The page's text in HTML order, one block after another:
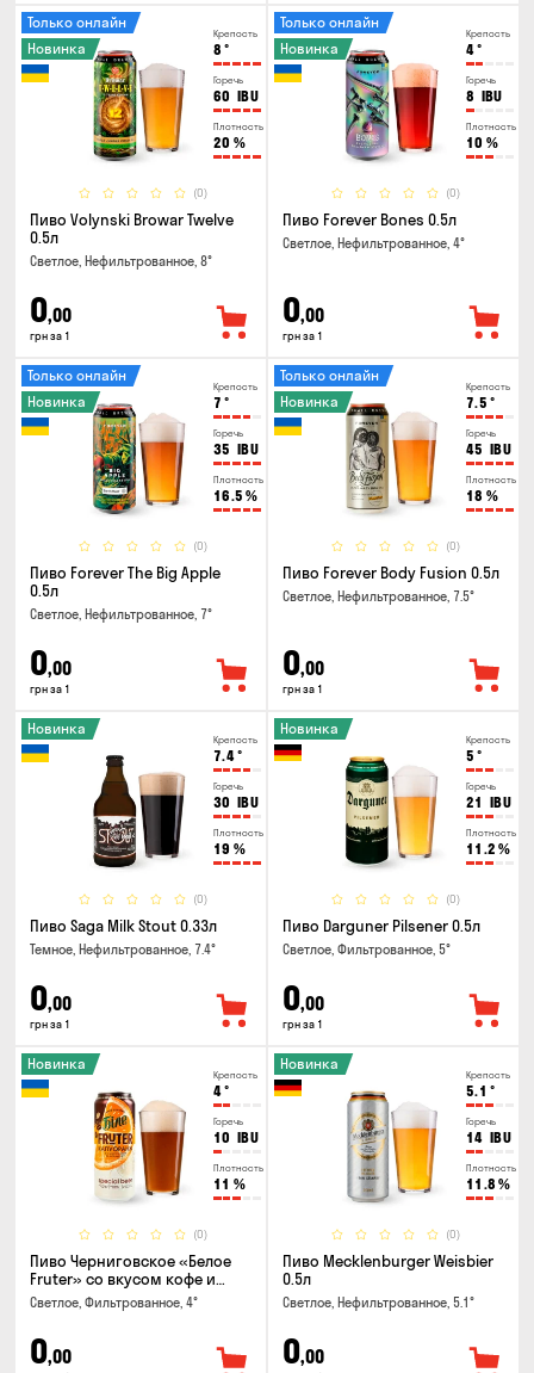
Крепость
8 °
Горечь
60 IBU
Плотность
20 %
(0)
Только онлайн
Новинка
Пиво Volynski Browar Twelve
0.5л
Светлое, Нефильтрованное, 8°
0,00
грн за 1
Крепость
4°
Горечь
8 IBU
Плотность
10 %
(0)
Только онлайн
Новинка
Пиво Forever Bones 0.5л
Светлое, Нефильтрованное, 4°
0,00
грн за 1
Крепость
7 °
Горечь
35 IBU
Плотность
16.5 %
(0)
Только онлайн
Новинка
Пиво Forever The Big Apple
0.5л
Светлое, Нефильтрованное, 7°
0,00
грн за 1
Крепость
7.5 °
Горечь
45 IBU
Плотность
18 %
(0)
Только онлайн
Новинка
Пиво Forever Body Fusion 0.5л
Светлое, Нефильтрованное, 7.5°
0,00
грн за 1
Крепость
7.4°
Горечь
30 IBU
Плотность
19 %
(0)
Новинка
Пиво Saga Milk Stout 0.33л
Темное, Нефильтрованное, 7.4°
0,00
грн за 1
Крепость
5 °
Горечь
21 IBU
Плотность
11.2 %
(0)
Новинка
Пиво Darguner Pilsener 0.5л
Светлое, Фильтрованное, 5°
0,00
грн за 1
Крепость
4°
Горечь
10 IBU
Плотность
11 %
(0)
Новинка
Пиво Черниговское «Белое
Fruter» со вкусом кофе и
апельсина 0.5 л
Светлое, Фильтрованное, 4°
0,00
Крепость
5.1 °
Горечь
14 IBU
Плотность
11.8 %
(0)
Новинка
Пиво Mecklenburger Weisbier
0.5л
Светлое, Нефильтрованное, 5.1°
0,00